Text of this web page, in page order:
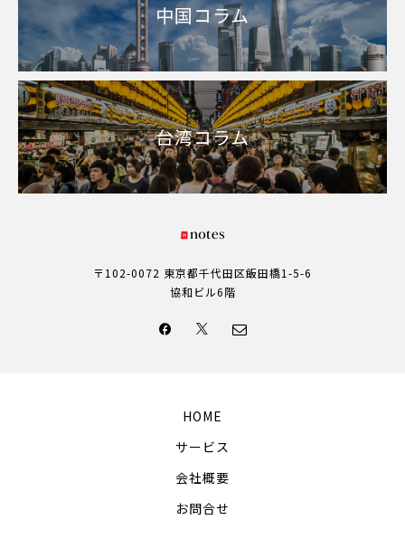
中国コラム
台湾コラム
〒102-0072 東京都千代田区飯田橋1-5-6
協和ビル6階
HOME
サービス
会社概要
お問合せ